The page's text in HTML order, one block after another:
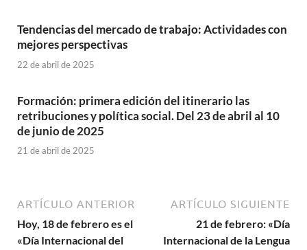
Tendencias del mercado de trabajo: Actividades con
mejores perspectivas
22 de abril de 2025
Formación: primera edición del itinerario las
retribuciones y política social. Del 23 de abril al 10
de junio de 2025
21 de abril de 2025
ARTÍCULO ANTERIOR
Hoy, 18 de febrero es el
«Día Internacional del
ARTÍCULO SIGUIENTE
21 de febrero: «Día
Internacional de la Lengua